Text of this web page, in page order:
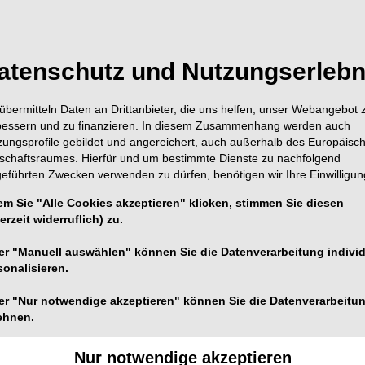
05.11.2015
neu gedacht
das Einbringen der Spüllösung in den Wurzelkanal ist
sondern deren Aktivierung vor Ort. Mit einer
und
Daten an Drittanbieter, die uns helfen, unser Webangebot
und zu finanzieren. In diesem Zusammenhang werden auch
gebildet und angereichert, auch außerhalb des
Hierfür und um bestimmte Dienste zu nachfolgend
Zwecken verwenden zu dürfen, benötigen wir Ihre
Sie "Alle Cookies akzeptieren" klicken, stimmen Sie diesen
widerruflich) zu.
"Manuell auswählen" können Sie die Datenverarbeitung
"Nur notwendige akzeptieren" können Sie die
Nur notwendige akzeptieren